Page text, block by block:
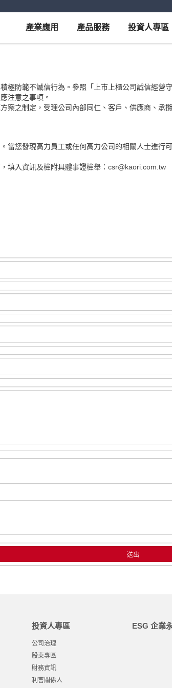
產業應用 產品服務 投資人專區
極防範不誠信行為。參照「上市上櫃公司誠信經
注意之事項。
案之制定，受理公司內部同仁、客戶、供應商、
當您發現高力員工或任何高力公司的相關人士進
填入資訊及檢附具體事證檢舉： csr@kaori.com.tw
投資人專區
公司治理
股東專區
財務資訊
利害關係人
ESG 企業